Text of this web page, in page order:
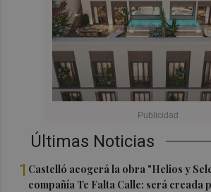
Últimas Noticias
1 Castelló acogerá la obra "Helios y
compañía Te Falta Calle: será creada